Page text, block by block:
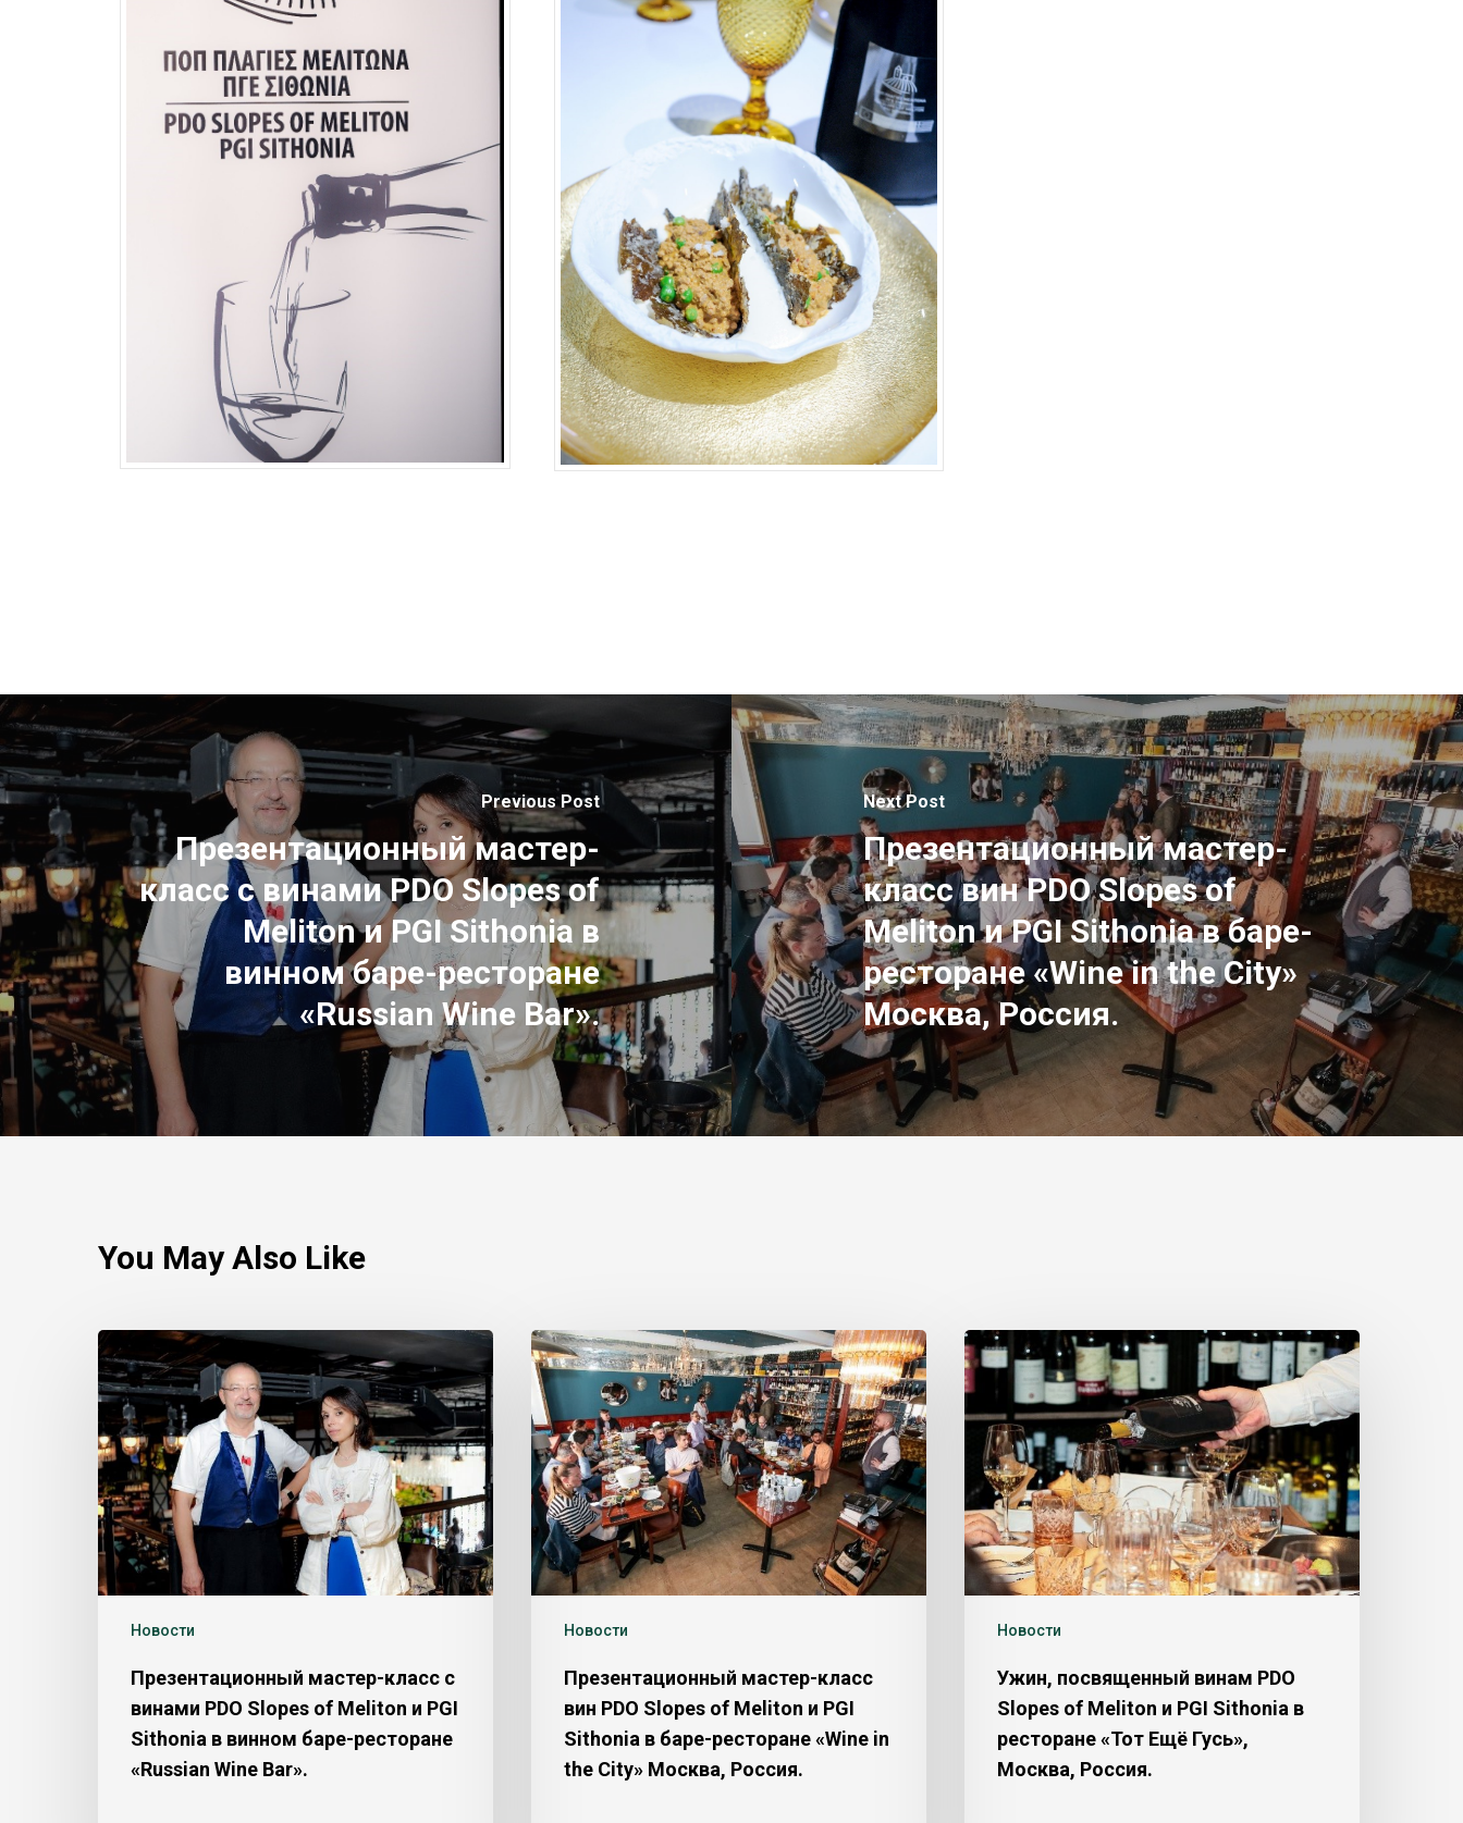
Previous Post
Презентационный мастер-
класс с винами PDO Slopes of
Meliton и PGI Sithonia в
винном баре-ресторане
«Russian Wine Bar».
Next Post
Презентационный мастер-
класс вин PDO Slopes of
Meliton и PGI Sithonia в баре-
ресторане «Wine in the City»
Москва, Россия.
You May Also Like
Новости
Презентационный мастер-класс с
винами PDO Slopes of Meliton и PGI
Sithonia в винном баре-ресторане
«Russian Wine Bar».
Новости
Презентационный мастер-класс
вин PDO Slopes of Meliton и PGI
Sithonia в баре-ресторане «Wine in
the City» Москва, Россия.
Новости
Ужин, посвященный винам PDO
Slopes of Meliton и PGI Sithonia в
ресторане «Тот Ещё Гусь»,
Москва, Россия.